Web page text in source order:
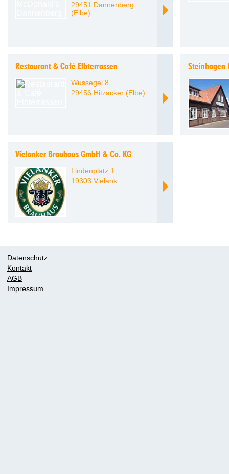
29451 Dannenberg
(Elbe)
Restaurant & Café Elbterrassen
Wussegel 8
29456 Hitzacker (Elbe)
Steinhagen
Vielanker Brauhaus GmbH & Co. KG
Lindenplatz 1
19303 Vielank
Datenschutz
Kontakt
AGB
Impressum